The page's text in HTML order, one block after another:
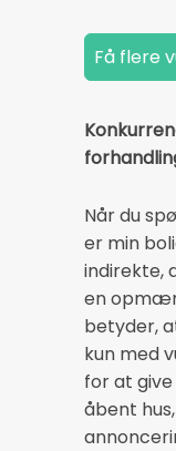
Når du
er min
indirekte,
en
betyder,
kun med
for at
åbent